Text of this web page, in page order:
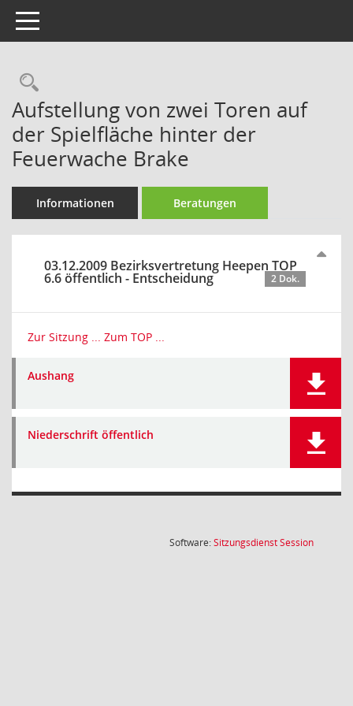
Toggle navigation
Rechercheauswahl
Aufstellung von zwei Toren auf
der Spielfläche hinter der
Feuerwache Brake
Informationen Beratungen
03.12.2009 Bezirksvertretung Heepen TOP
6.6 öffentlich - Entscheidung 2 Dok.
Zur Sitzung ... Zum TOP ...
Aushang
Niederschrift öffentlich
Software:SitzungsdienstSession(Wird in